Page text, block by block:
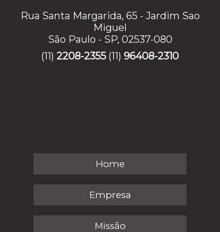
Rua Santa Margarida, 65 - Jardim Sao
Miguel
São Paulo - SP, 02537-080
(11) 2208-2355 (11) 96408-2310
Home
Empresa
Missão